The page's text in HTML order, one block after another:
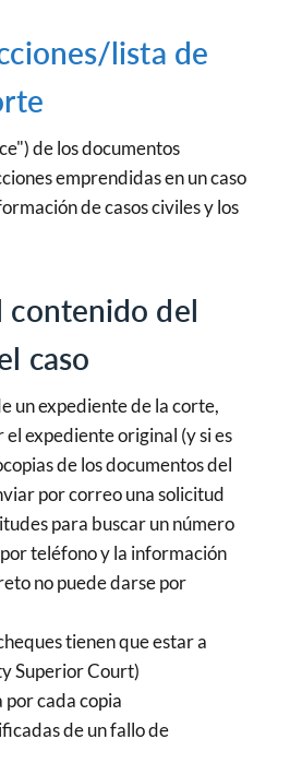
lista de
de los documentos
emprendidas en un caso
de casos civiles y los
contenido del
caso
un expediente de la corte,
expediente original (y si es
de los documentos del
por correo una solicitud
para buscar un número
teléfono y la información
no puede darse por
tienen que estar a
Superior Court)
por cada copia
de un fallo de